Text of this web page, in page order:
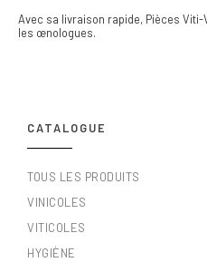
Avec sa livraison rapide, Pièces
les œnologues.
CATALOGUE
TOUS LES PRODUITS
VINICOLES
VITICOLES
HYGIÈNE